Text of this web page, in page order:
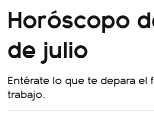
Horóscopo
de julio
Entérate lo que te depara
trabajo.